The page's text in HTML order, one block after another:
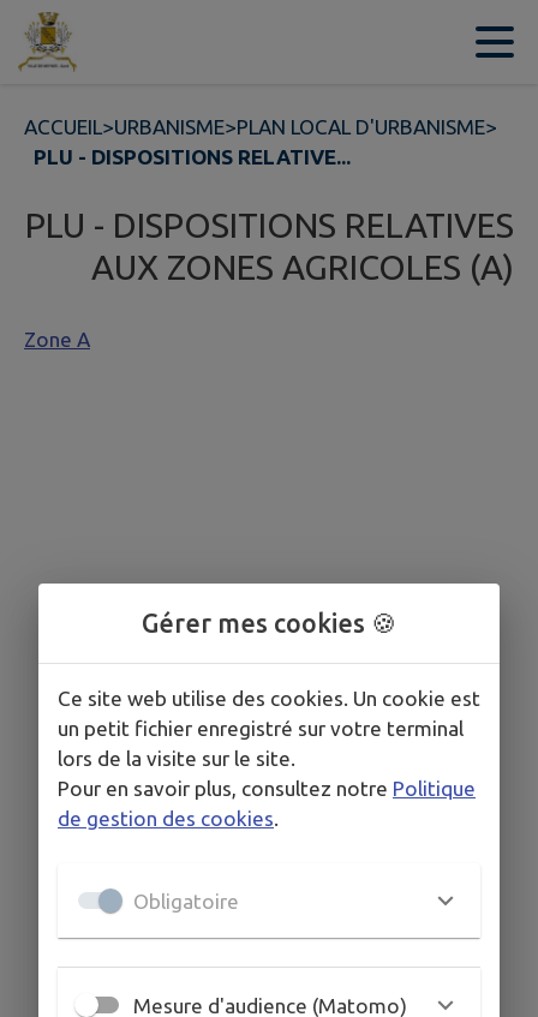
Contenu
ACCUEIL>URBANISME>PLAN LOCAL D'URBANISME>
PLU - DISPOSITIONS RELATIVE...
PLU - DISPOSITIONS RELATIVES
AUX ZONES AGRICOLES (A)
Zone A
Gérer mes cookies 🍪
Ce site web utilise des cookies. Un cookie est
un petit fichier enregistré sur votre terminal
lors de la visite sur le site.
Pour en savoir plus, consultez notre Politique
de gestion des cookies.
Obligatoire
Mesure d'audience (Matomo)